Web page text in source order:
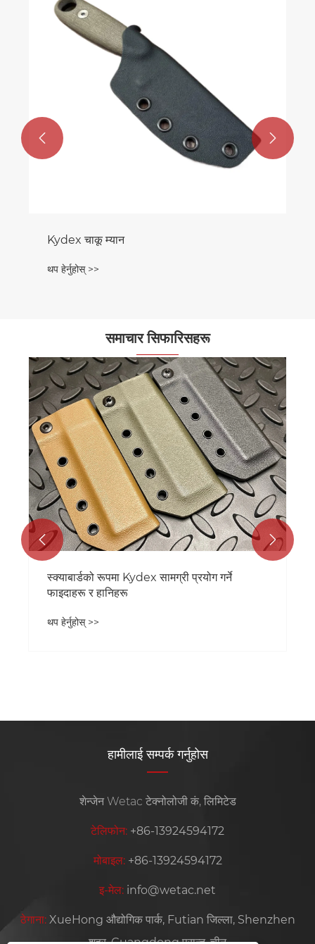
Kydex चाकू म्यान
थप हेर्नुहोस् >>
 
समाचार सिफारिसहरू
स्क्याबार्डको रूपमा Kydex सामग्री प्रयोग गर्ने
फाइदाहरू र हानिहरू
थप हेर्नुहोस् >>
 
हामीलाई सम्पर्क गर्नुहोस
शेन्जेन Wetac टेक्नोलोजी कं, लिमिटेड
टेलिफोन: +86-13924594172
मोबाइल: +86-13924594172
इ-मेल: info@wetac.net
ठेगाना: XueHong औद्योगिक पार्क, Futian जिल्ला, Shenzhen